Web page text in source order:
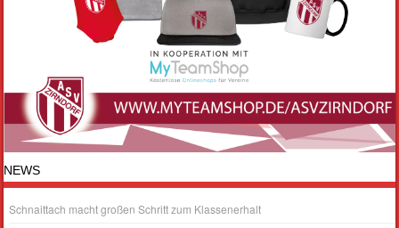
NEWS
Schnaittach macht großen Schritt zum Klassenerhalt